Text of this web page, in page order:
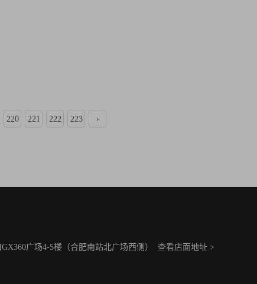
220 221 222 223 ›
广场4-5楼（合肥南站北广场西侧） 查看店面地址 >